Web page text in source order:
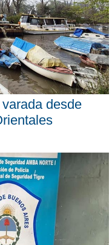
desde